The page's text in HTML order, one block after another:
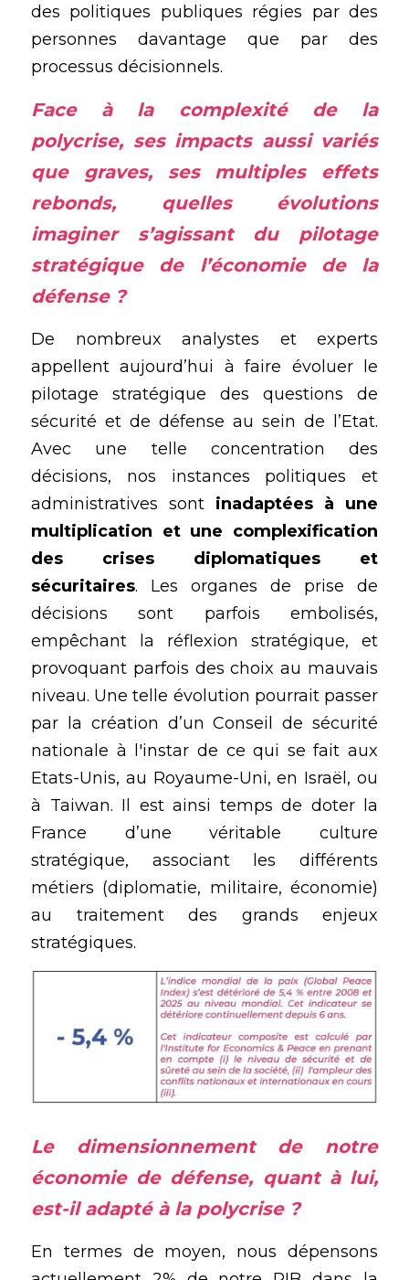
des politiques publiques régies par des
personnes davantage que par des
processus décisionnels.
Face à la complexité de la
polycrise, ses impacts aussi variés
que graves, ses multiples effets
rebonds, quelles évolutions
imaginer s’agissant du pilotage
stratégique de l’économie de la
défense ?
De nombreux analystes et experts
appellent aujourd’hui à faire évoluer le
pilotage stratégique des questions de
sécurité et de défense au sein de l’Etat.
Avec une telle concentration des
décisions, nos instances politiques et
administratives sont inadaptées à une
multiplication et une complexification
des crises diplomatiques et
sécuritaires. Les organes de prise de
décisions sont parfois embolisés,
empêchant la réflexion stratégique, et
provoquant parfois des choix au mauvais
niveau. Une telle évolution pourrait passer
par la création d’un Conseil de sécurité
nationale à l'instar de ce qui se fait aux
Etats-Unis, au Royaume-Uni, en Israël, ou
à Taiwan. Il est ainsi temps de doter la
France d’une véritable culture
stratégique, associant les différents
métiers (diplomatie, militaire, économie)
au traitement des grands enjeux
stratégiques.
Le dimensionnement de notre
économie de défense, quant à lui,
est-il adapté à la polycrise ?
En termes de moyen, nous dépensons